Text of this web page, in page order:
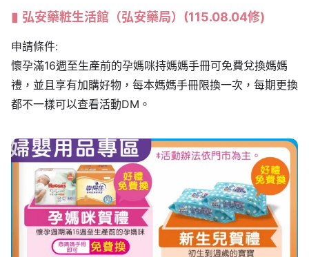
弘安藥粧生活館（弘安藥局）(115.08.04修)
申請條件:
懷孕滿16週至生產前的孕媽咪持媽媽手冊可免費兌換媽媽
禮，並且享有加購好物，每本媽媽手冊限換一次，每期更換
都不一樣可以查看活動DM。